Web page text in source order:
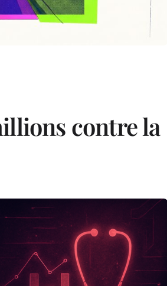
contre la